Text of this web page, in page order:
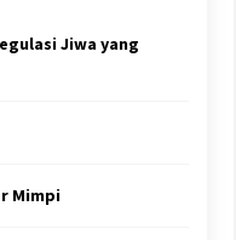
Jiwa yang
Mimpi